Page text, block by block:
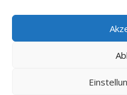
© 2026 MentorMe.
AGBs